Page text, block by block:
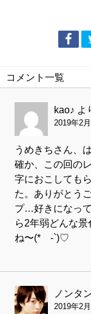
コメント一覧
kao♪ よ
2019年2
うめきちさん、
確か、この回の
字におこしても
た。ありがとう
プ…好きになっ
ら2年弱どんな
ね〜(*´-`)♡
ノンタ
2019年2